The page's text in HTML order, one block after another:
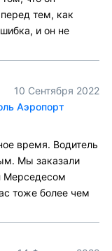
тем, как
и он не
10 Сентября 2022
Аэропорт
время. Водитель
Мы заказали
Мерседесом
тоже более чем